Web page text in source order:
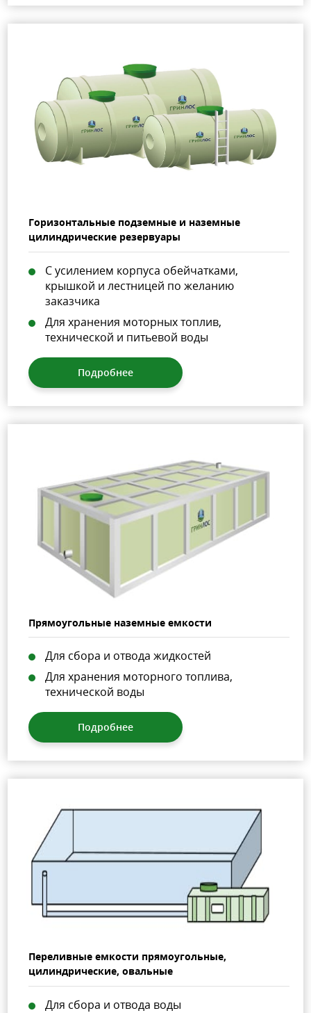
Горизонтальные подземные и наземные
цилиндрические резервуары
C усилением корпуса обейчатками,
крышкой и лестницей по желанию
заказчика
Для хранения моторных топлив,
технической и питьевой воды
Подробнее
Прямоугольные наземные емкости
Для сбора и отвода жидкостей
Для хранения моторного топлива,
технической воды
Подробнее
Переливные емкости прямоугольные,
цилиндрические, овальные
Для сбора и отвода воды